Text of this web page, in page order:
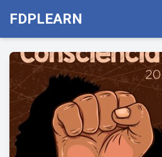
FDPLEARN